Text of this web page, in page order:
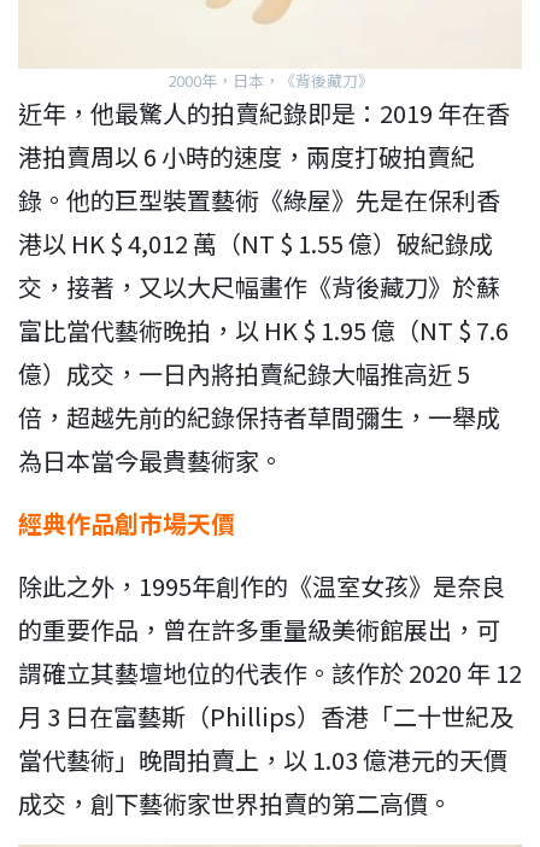
2000年，日本，《背後藏刀》
近年，他最驚人的拍賣紀錄即是：2019 年在香
港拍賣周以 6 小時的速度，兩度打破拍賣紀
錄。他的巨型裝置藝術《綠屋》先是在保利香
港以 HK $ 4,012 萬（NT $ 1.55 億）破紀錄成
交，接著，又以大尺幅畫作《背後藏刀》於蘇
富比當代藝術晚拍，以 HK $ 1.95 億（NT $ 7.6
億）成交，一日內將拍賣紀錄大幅推高近 5
倍，超越先前的紀錄保持者草間彌生，一舉成
為日本當今最貴藝術家。
經典作品創市場天價
除此之外，1995年創作的《温室女孩》是奈良
的重要作品，曾在許多重量級美術館展出，可
謂確立其藝壇地位的代表作。該作於 2020 年 12
月 3 日在富藝斯（Phillips）香港「二十世紀及
當代藝術」晚間拍賣上，以 1.03 億港元的天價
成交，創下藝術家世界拍賣的第二高價。